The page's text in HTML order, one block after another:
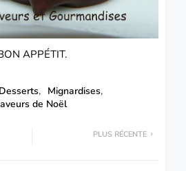
APPÉTIT.
Desserts
Mignardises
de Noël
PLUS RÉCENTE